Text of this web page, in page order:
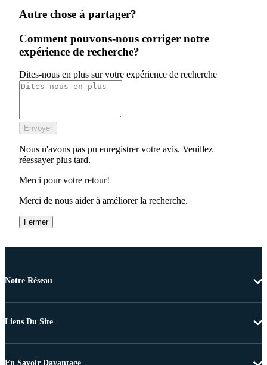
Autre chose à partager?
Comment pouvons-nous corriger notre
expérience de recherche?
Dites-nous en plus sur votre expérience de recherche
Envoyer
Nous n'avons pas pu enregistrer votre avis. Veuillez
réessayer plus tard.
Merci pour votre retour!
Merci de nous aider à améliorer la recherche.
Fermer
Notre Réseau
Liens Du Site
En Savoir Davantage